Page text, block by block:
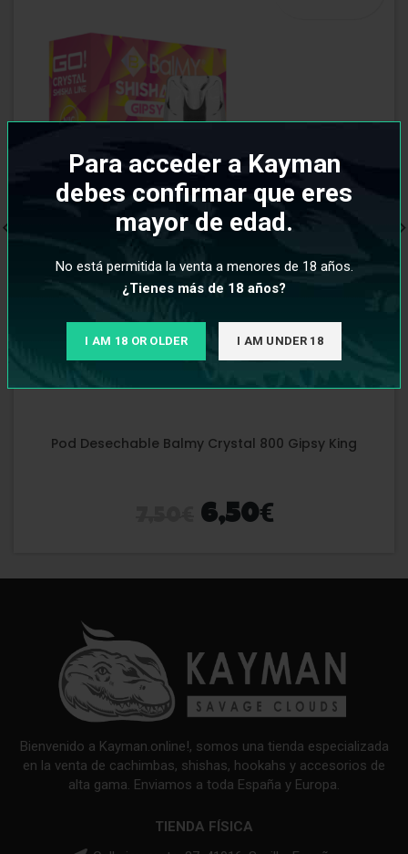
Para acceder a Kayman
debes confirmar que eres
mayor de edad.
No está permitida la venta a menores de 18 años.
¿Tienes más de 18 años?
I AM 18 OR OLDER I AM UNDER 18
Pod Desechable Balmy Crystal 800 Gipsy King
6,50€
Bienvenido a Kayman.online!, somos una tienda especializada
en la venta de cachimbas, shishas, hookahs y accesorios de
alta gama. Enviamos a toda España y Europa.
TIENDA FÍSICA